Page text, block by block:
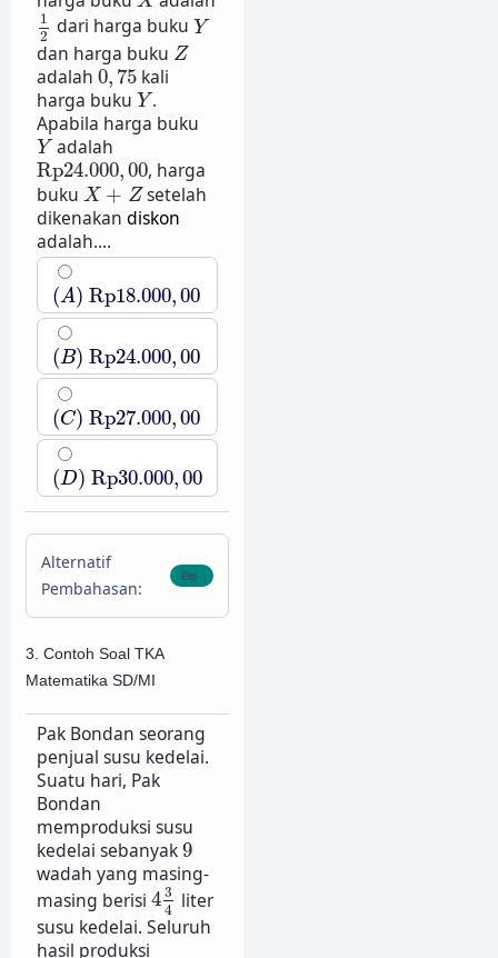
1
2
12dari harga buku Y
Y
dan harga buku Z
Z
adalah 0, 75
0,75kali
harga buku Y
Y.
Apabila harga buku
Y
Yadalah
Rp24.000,00
Rp24.000,00, harga
buku X + Z
X+Z
setelah
dikenakan diskon
adalah....
(A) Rp18.000,00
(A) Rp 18.000 ,00
(B) Rp24.000,00
(B) Rp 24.000 ,00
(C) Rp27.000,00
(C) Rp 27.000 ,00
(D) Rp30.000,00
(D) Rp30.000 ,00
Alternatif
Pembahasan:
3. Contoh Soal TKA
Matematika SD/MI
Pak Bondan seorang
penjual susu kedelai.
Suatu hari, Pak
Bondan
memproduksi susu
kedelai sebanyak9
9
wadah yang masing-
masing berisi 4 3
4
434liter
susu kedelai. Seluruh
hasil produksi